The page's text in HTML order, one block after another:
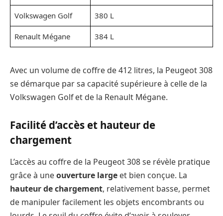
Volkswagen Golf 380 L
Renault Mégane 384 L
Avec un volume de coffre de 412 litres, la Peugeot 308
se démarque par sa capacité supérieure à celle de la
Volkswagen Golf et de la Renault Mégane.
Facilité d’accès et hauteur de
chargement
L’accès au coffre de la Peugeot 308 se révèle pratique
grâce à uneouverture large et bien conçue. La
hauteur de chargement, relativement basse, permet
de manipuler facilement les objets encombrants ou